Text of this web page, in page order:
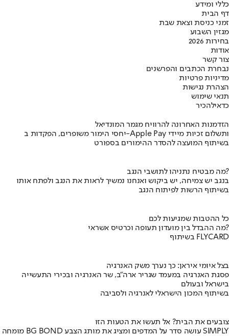
כללי ומידע
דף הבית
זמני כניסת וצאת שבת
מגזין השבוע
בחירות 2026
אודות
צור קשר
נבחרת הכתבים והפרשנים
מדיניות פרטיות
הצהרת נגישות
תנאי שימוש
כדאילהכיר
הזדמנות האחרונה להרוויח מגמר המונדיאל
יחסי הימור משופרים, הפקדות ב-Apple Pay ותשלום זכיות מיידי
בשיתוף המועצה להסדר ההימורים בספורט
מה מבטיח נתניהו לתושבי הנגב?
בנגב יש צמיחה, יש ביקוש ואנחנו נמשיך לראות את הנגב ולפתח אותו
בשיתוף הרשות לפיתוח הנגב
כל ההטבות שמגיעות לכם
מה ההבדל בין מועדון תעופה וכרטיס אשראי?
בשיתוף FLYCARD
בצל איומי איראן: כך נערך משק האנרגיה
פסגת האנרגיה במעמד שגריר ארה"ב, שר האנרגיה ובכירי התעשייה
בישראל ובעולם
בשיתוף המכון הישראלי לאנרגיה ולסביבה
צובעים את הבית? אל תעשו את הטעות הזו
מומחה BG BOND עושה סדר על המדפים ומציג את מותג הצבע SIMPLY